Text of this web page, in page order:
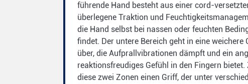
führende Hand besteht aus einer cord-
überlegene Traktion und
die Hand selbst bei nassen oder feuchten
findet. Der untere Bereich geht in eine weichere
über, die Aufprallvibrationen dämpft und ein
reaktionsfreudiges Gefühl in den Fingern bietet.
diese zwei Zonen einen Griff, der unter